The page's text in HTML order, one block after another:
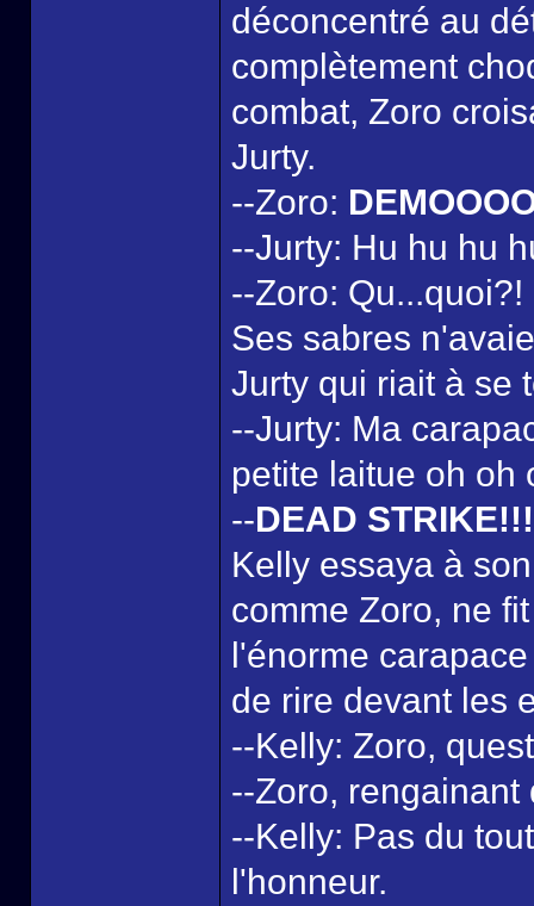
déconcentré au
complètement
combat, Zoro
Jurty.
--Zoro:
--Jurty: Hu hu hu
--Zoro: Qu...quoi?!
Ses sabres
Jurty qui riait à se
--Jurty: Ma
petite laitue oh oh
--DEAD STRIKE!!!
Kelly essaya à
comme Zoro, ne
l'énorme
de rire devant les
--Kelly: Zoro,
--Zoro, rengainant
--Kelly: Pas du
l'honneur.